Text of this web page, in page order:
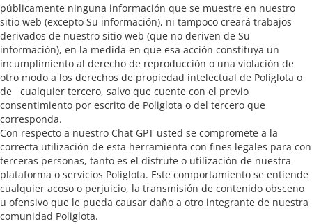
públicamente ninguna información que se muestre en nuestro
sitio web (excepto Su información), ni tampoco creará trabajos
derivados de nuestro sitio web (que no deriven de Su
información), en la medida en que esa acción constituya un
incumplimiento al derecho de reproducción o una violación de
otro modo a los derechos de propiedad intelectual de Poliglota o
de cualquier tercero, salvo que cuente con el previo
consentimiento por escrito de Poliglota o del tercero que
corresponda.
Con respecto a nuestro Chat GPT usted se compromete a la
correcta utilización de esta herramienta con fines legales para con
terceras personas, tanto es el disfrute o utilización de nuestra
plataforma o servicios Poliglota. Este comportamiento se entiende
cualquier acoso o perjuicio, la transmisión de contenido obsceno
u ofensivo que le pueda causar daño a otro integrante de nuestra
comunidad Poliglota.